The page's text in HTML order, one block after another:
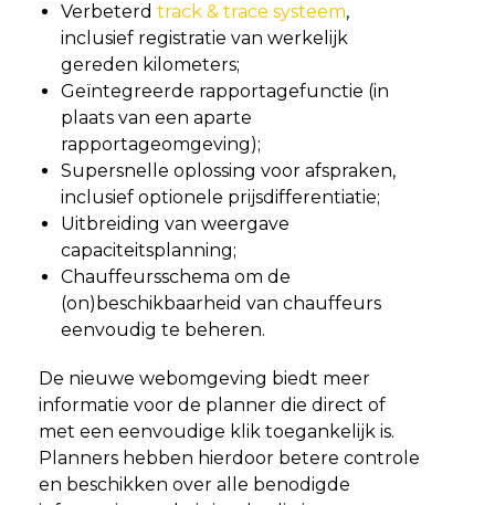
Verbeterd track & trace systeem,
inclusief registratie van werkelijk
gereden kilometers;
Geïntegreerde rapportagefunctie (in
plaats van een aparte
rapportageomgeving);
Supersnelle oplossing voor afspraken,
inclusief optionele prijsdifferentiatie;
Uitbreiding van weergave
capaciteitsplanning;
Chauffeursschema om de
(on)beschikbaarheid van chauffeurs
eenvoudig te beheren.
De nieuwe webomgeving biedt meer
informatie voor de planner die direct of
met een eenvoudige klik toegankelijk is.
Planners hebben hierdoor betere controle
en beschikken over alle benodigde